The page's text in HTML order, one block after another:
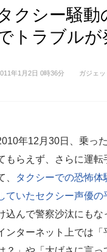
クシー騒
トラブルが
年1月2日 0時36分 ガジェ
年12月30日、乗っ
もらえず、さらに運転
、
タクシーでの恐怖体
ていたセクシー声優の
込んで警察沙汰にもな
ンターネット上では